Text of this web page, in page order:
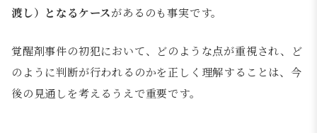
渡し）となるケースがあるのも事実です。
覚醒剤事件の初犯において、どのような点が重視され、ど
のように判断が行われるのかを正しく理解することは、今
後の見通しを考えるうえで重要です。